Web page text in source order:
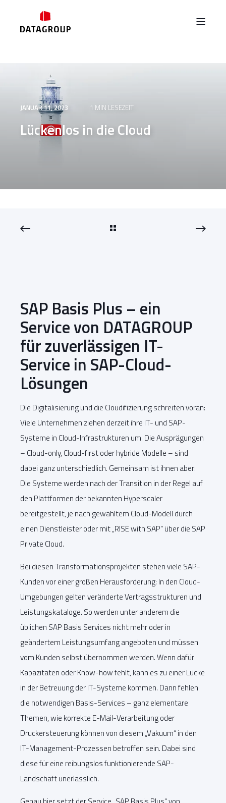
JANUAR 11, 2023 1 MIN LESEZEIT
Lückenlos in die Cloud
SAP Basis Plus – ein
Service von DATAGROUP
für zuverlässigen IT-
Service in SAP-Cloud-
Lösungen
Die Digitalisierung und die Cloudifizierung schreiten voran:
Viele Unternehmen ziehen derzeit ihre IT- und SAP-
Systeme in Cloud-Infrastrukturen um. Die Ausprägungen
– Cloud-only, Cloud-first oder hybride Modelle – sind
dabei ganz unterschiedlich. Gemeinsam ist ihnen aber:
Die Systeme werden nach der Transition in der Regel auf
den Plattformen der bekannten Hyperscaler
bereitgestellt, je nach gewähltem Cloud-Modell durch
einen Dienstleister oder mit „RISE with SAP“ über die SAP
Private Cloud.
Bei diesen Transformationsprojekten stehen viele SAP-
Kunden vor einer großen Herausforderung: In den Cloud-
Umgebungen gelten veränderte Vertragsstrukturen und
Leistungskataloge. So werden unter anderem die
üblichen SAP Basis Services nicht mehr oder in
geändertem Leistungsumfang angeboten und müssen
vom Kunden selbst übernommen werden. Wenn dafür
Kapazitäten oder Know-how fehlt, kann es zu einer Lücke
in der Betreuung der IT-Systeme kommen. Dann fehlen
die notwendigen Basis-Services – ganz elementare
Themen, wie korrekte E-Mail-Verarbeitung oder
Druckersteuerung können von diesem „Vakuum“ in den
IT-Management-Prozessen betroffen sein. Dabei sind
diese für eine reibungslos funktionierende SAP-
Landschaft unerlässlich.